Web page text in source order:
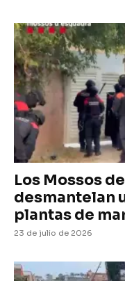
Los Mossos
desmantelan
plantas de
23 de julio de 2026